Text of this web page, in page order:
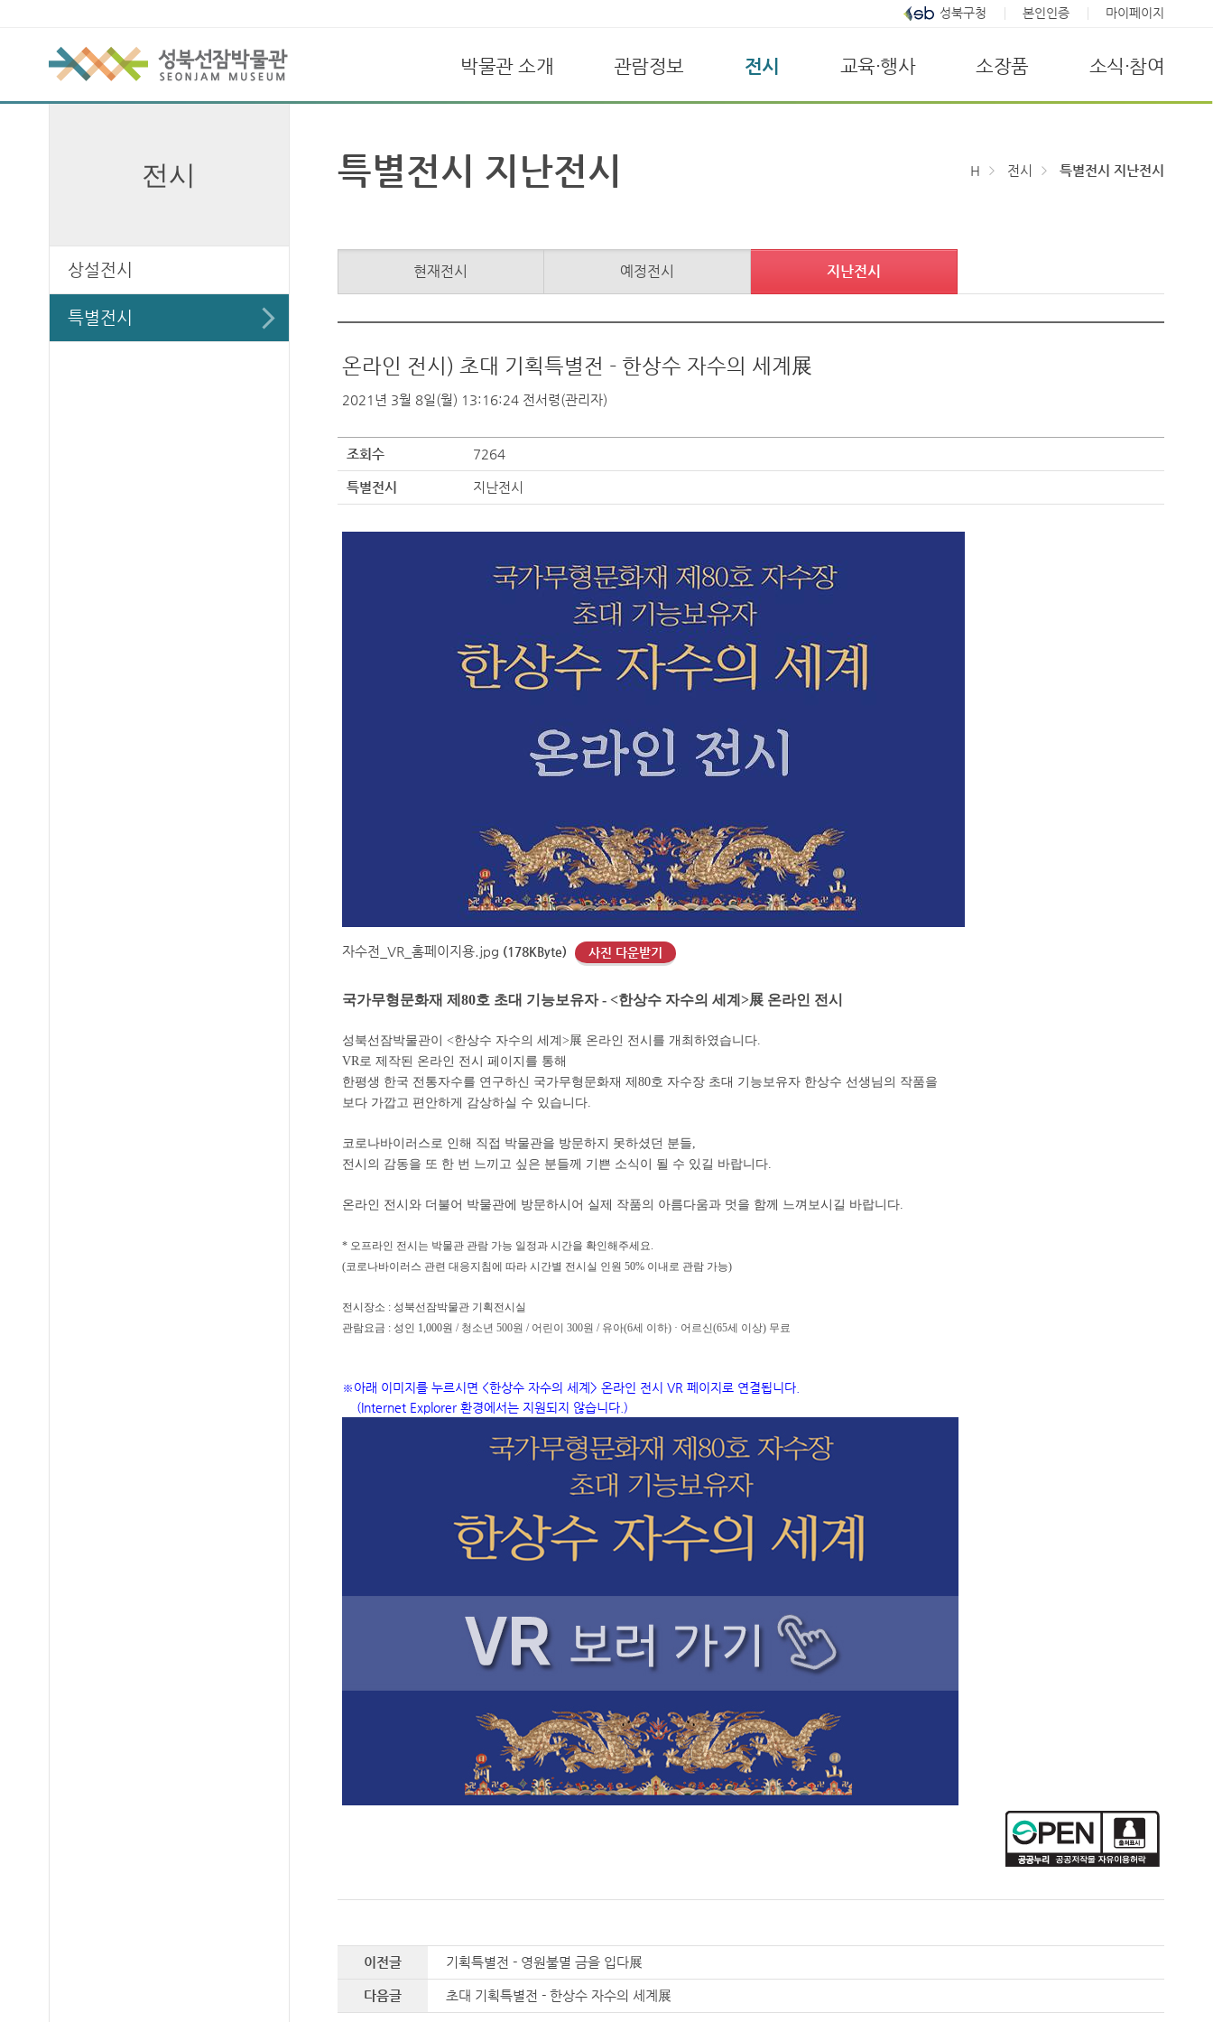
성북구청 본인인증 마이페이지
박물관 소개 관람정보 전시 교육·행사 소장품 소식·참여
전시
상설전시
특별전시
특별전시 지난전시 H 전시 특별전시 지난전시
현재전시 예정전시 지난전시
온라인 전시) 초대 기획특별전 - 한상수 자수의 세계展
2021년 3월 8일(월) 13:16:24 전서령(관리자)
조회수 7264
특별전시 지난전시
자수전_VR_홈페이지용.jpg (178KByte) 사진 다운받기
국가무형문화재 제80호 초대 기능보유자 - <한상수 자수의 세계>展 온라인 전시
성북선잠박물관이 <한상수 자수의 세계>展 온라인 전시를 개최하였습니다.
VR로 제작된 온라인 전시 페이지를 통해
한평생 한국 전통자수를 연구하신 국가무형문화재 제80호 자수장 초대 기능보유자 한상수 선생님의 작품을
보다 가깝고 편안하게 감상하실 수 있습니다.
코로나바이러스로 인해 직접 박물관을 방문하지 못하셨던 분들,
전시의 감동을 또 한 번 느끼고 싶은 분들께 기쁜 소식이 될 수 있길 바랍니다.
온라인 전시와 더불어 박물관에 방문하시어 실제 작품의 아름다움과 멋을 함께 느껴보시길 바랍니다.
* 오프라인 전시는 박물관 관람 가능 일정과 시간을 확인해주세요.
(코로나바이러스 관련 대응지침에 따라 시간별 전시실 인원 50% 이내로 관람 가능)
전시장소 : 성북선잠박물관 기획전시실
관람요금 : 성인 1,000원 / 청소년 500원 / 어린이 300원 / 유아(6세 이하)· 어르신(65세 이상) 무료
※아래 이미지를 누르시면 <한상수 자수의 세계> 온라인 전시 VR 페이지로 연결됩니다.
(Internet Explorer 환경에서는 지원되지 않습니다.)
이전글 기획특별전 - 영원불멸 금을 입다展
다음글 초대 기획특별전 - 한상수 자수의 세계展